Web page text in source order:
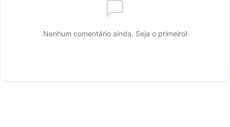
Nenhum comentário ainda. Seja o primeiro!